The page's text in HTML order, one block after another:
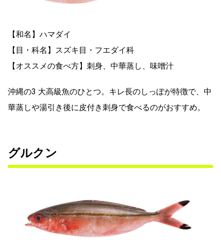
【和名】ハマダイ
【目・科名】スズキ目・フエダイ科
【オススメの食べ方】刺身、中華蒸し、味噌汁
沖縄の3 大高級魚のひとつ。キレ長のしっぽが特徴で、中
華蒸しや湯引き後に皮付き刺身で食べるのがおすすめ。
グルクン